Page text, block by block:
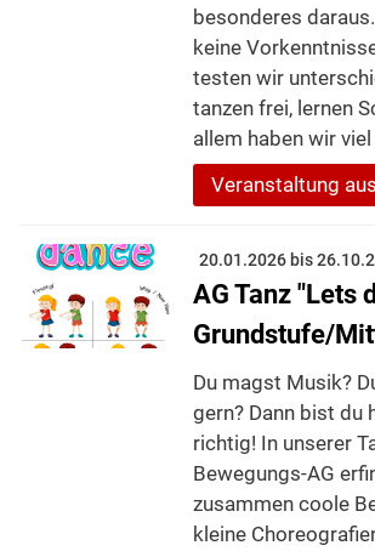
besonderes
keine
testen wir
tanzen frei, lernen
allem haben wir viel
Veranstaltung
20.01.2026 bis
AG Tanz "Lets
Grundstufe/
Du magst Musik?
gern? Dann bist du
richtig! In unserer
Bewegungs-AG
zusammen coole
kleine